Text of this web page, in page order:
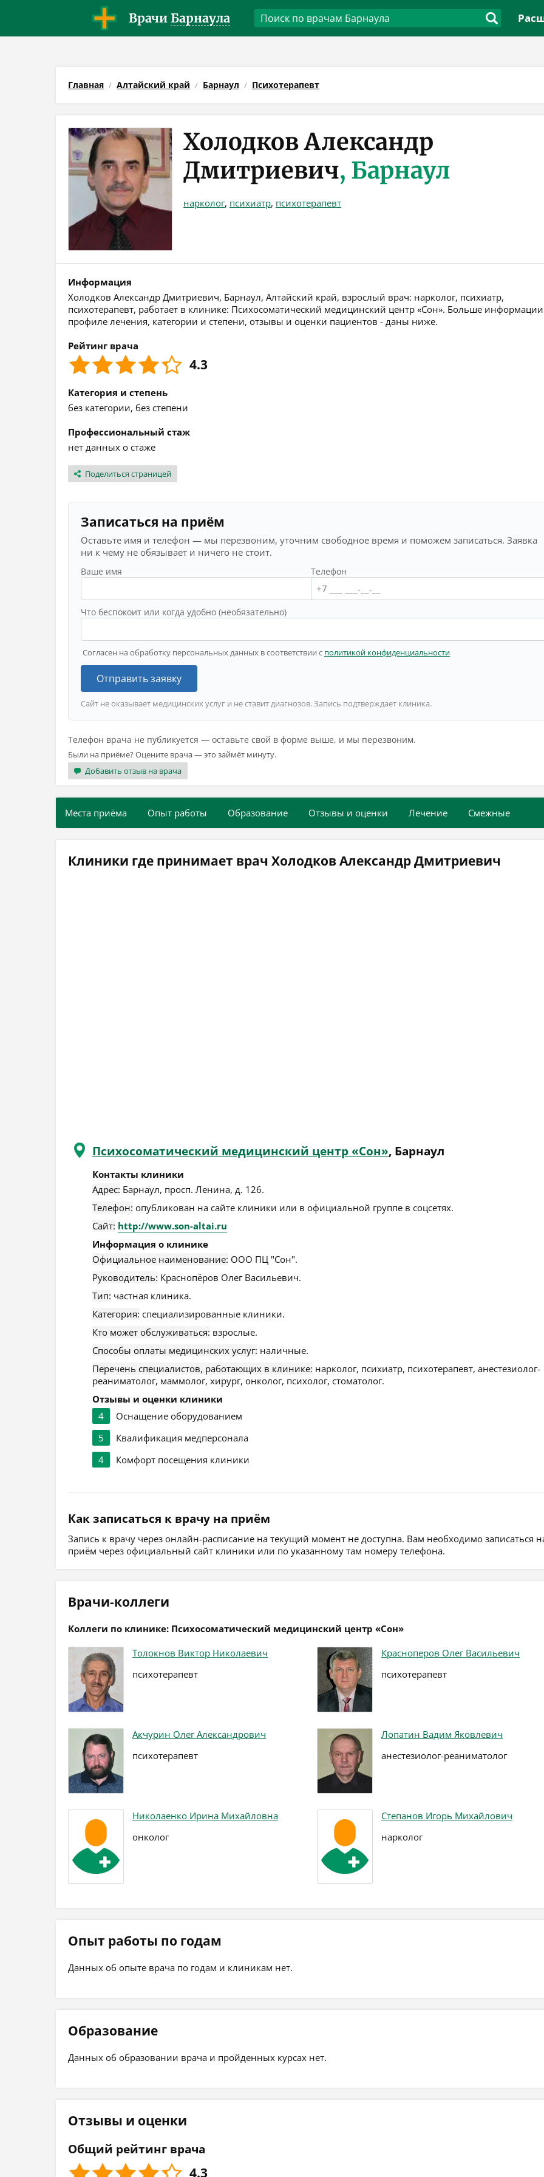
Врачи Барнаула
Главная Алтайский край Барнаул Психотерапевт
Холодков Александр
Дмитриевич, Барнаул
нарколог, психиатр, психотерапевт
Информация
Холодков Александр Дмитриевич, Барнаул, Алтайский край, взрослый врач: нарколог, психиатр,
психотерапевт, работает в клинике: Психосоматический медицинский центр «Сон». Больше
профиле лечения, категории и степени, отзывы и оценки пациентов - даны ниже.
Рейтинг врача
4.3
Категория и степень
без категории, без степени
Профессиональный стаж
нет данных о стаже
Поделиться страницей
Записаться на приём
Оставьте имя и телефон — мы перезвоним, уточним свободное время и поможем записаться. Заявка
ни к чему не обязывает и ничего не стоит.
Ваше имя Телефон
Что беспокоит или когда удобно (необязательно)
Согласен на обработку персональных данных в соответствии с политикой конфиденциальности
Отправить заявку
Сайт не оказывает медицинских услуг и не ставит диагнозов. Запись подтверждает клиника.
Телефон врача не публикуется — оставьте свой в форме выше, и мы перезвоним.
Были на приёме? Оцените врача — это займёт минуту.
Добавить отзыв на врача
Места приёма Опыт работы Образование Отзывы и оценки Лечение Смежные
Клиники где принимает врач Холодков Александр Дмитриевич
Психосоматический медицинский центр «Сон», Барнаул
Контакты клиники
Адрес: Барнаул, просп. Ленина, д. 126.
Телефон: опубликован на сайте клиники или в официальной группе в соцсетях.
Сайт: http://www.son-altai.ru
Информация о клинике
Официальное наименование: ООО ПЦ "Сон".
Руководитель: Краснопёров Олег Васильевич.
Тип: частная клиника.
Категория: специализированные клиники.
Кто может обслуживаться: взрослые.
Способы оплаты медицинских услуг: наличные.
Перечень специалистов, работающих в клинике: нарколог, психиатр, психотерапевт, анестезиолог-
реаниматолог, маммолог, хирург, онколог, психолог, стоматолог.
Отзывы и оценки клиники
4
Оснащение оборудованием
5
Квалификация медперсонала
4
Комфорт посещения клиники
Как записаться к врачу на приём
Запись к врачу через онлайн-расписание на текущий момент не доступна. Вам необходимо записаться
приём через официальный сайт клиники или по указанному там номеру телефона.
Врачи-коллеги
Коллеги по клинике: Психосоматический медицинский центр «Сон»
Толокнов Виктор Николаевич
психотерапевт
Красноперов Олег Васильевич
психотерапевт
Акчурин Олег Александрович
психотерапевт
Лопатин Вадим Яковлевич
анестезиолог-реаниматолог
Николаенко Ирина Михайловна
онколог
Степанов Игорь Михайлович
нарколог
Опыт работы по годам
Данных об опыте врача по годам и клиникам нет.
Образование
Данных об образовании врача и пройденных курсах нет.
Отзывы и оценки
Общий рейтинг врача
4.3